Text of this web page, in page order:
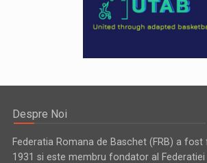
Despre Noi
Federatia Romana de Baschet (FRB) a
1931 si este membru fondator al